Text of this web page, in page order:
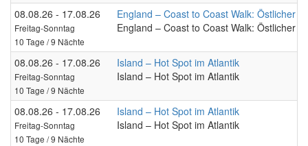
08.08.26 - 17.08.26
Freitag-Sonntag
10 Tage / 9 Nächte
England – Coast to Coast Walk: Östlicher
England – Coast to Coast Walk: Östlicher
08.08.26 - 17.08.26
Freitag-Sonntag
10 Tage / 9 Nächte
Island – Hot Spot im Atlantik
Island – Hot Spot im Atlantik
08.08.26 - 17.08.26
Freitag-Sonntag
10 Tage / 9 Nächte
Island – Hot Spot im Atlantik
Island – Hot Spot im Atlantik